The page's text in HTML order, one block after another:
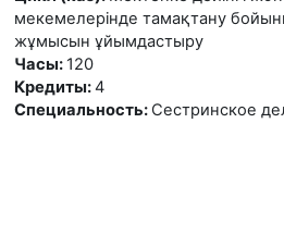
мекемелерінде тамақтану
жұмысын ұйымдастыру
Часы: 120
Кредиты:4
Специальность: Сестринское